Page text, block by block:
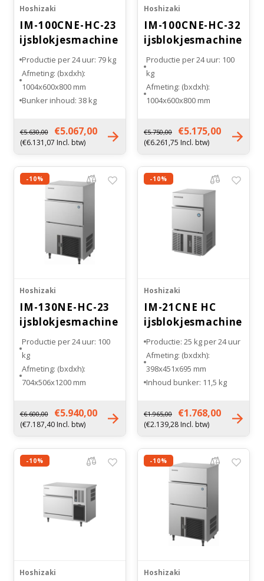
Hoshizaki
IM-100CNE-HC-23
ijsblokjesmachine
Productie per 24 uur: 79 kg
Afmeting: (bxdxh):
1004x600x800 mm
Bunker inhoud: 38 kg
Gewicht: 77 kg
€5.630,00 €5.067,00
(€6.131,07 Incl. btw)
Hoshizaki
IM-100CNE-HC-32
ijsblokjesmachine
Productie per 24 uur: 100
kg
Afmeting: (bxdxh):
1004x600x800 mm
Maat ijsblokje: extra groot
(XL)
Gewicht: 77 kg
€5.750,00 €5.175,00
(€6.261,75 Incl. btw)
-10%
Hoshizaki
IM-130NE-HC-23
ijsblokjesmachine
Productie per 24 uur: 100
kg
Afmeting: (bxdxh):
704x506x1200 mm
Maat ijsblokje: middel (M)
Gewicht: 76 kg
€6.600,00 €5.940,00
(€7.187,40 Incl. btw)
-10%
Hoshizaki
IM-21CNE HC
ijsblokjesmachine
Productie: 25 kg per 24 uur
Afmeting: (bxdxh):
398x451x695 mm
Inhoud bunker: 11,5 kg
(L)
Gewicht: 34 kg
€1.965,00 €1.768,00
(€2.139,28 Incl. btw)
-10%
Hoshizaki
-10%
Hoshizaki